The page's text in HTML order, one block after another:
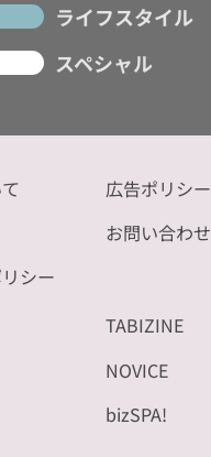
ライフスタイル
スペシャル
シー
広告ポリシー
お問い合わせ
TABIZINE
NOVICE
bizSPA!